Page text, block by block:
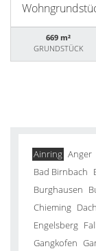
669 m²
GRUNDSTÜCK
Ainring Anger
Bad Birnbach
Burghausen
Chieming
Engelsberg
Gangkofen